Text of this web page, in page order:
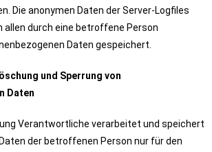
Die anonymen Daten der Server-Logfiles
allen durch eine betroffene Person
Daten gespeichert.
und Sperrung von
Daten
Verantwortliche verarbeitet und speichert
der betroffenen Person nur für den